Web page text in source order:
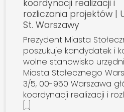
koordynacji realizacji i
rozliczania projektów |
St. Warszawy
Prezydent Miasta
poszukuje kandydatek i
wolne stanowisko
Miasta Stołecznego
3/5, 00-950 Warszawa
koordynacji realizacji i
[…]